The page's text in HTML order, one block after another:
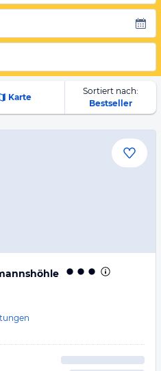
Karte
Sortiert nach:
Bestseller